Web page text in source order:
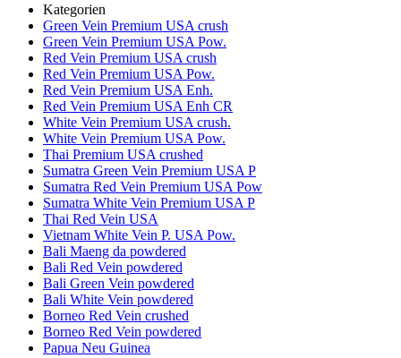
Kategorien
Green Vein Premium USA crush
Green Vein Premium USA Pow.
Red Vein Premium USA crush
Red Vein Premium USA Pow.
Red Vein Premium USA Enh.
Red Vein Premium USA Enh CR
White Vein Premium USA crush.
White Vein Premium USA Pow.
Thai Premium USA crushed
Sumatra Green Vein Premium USA P
Sumatra Red Vein Premium USA Pow
Sumatra White Vein Premium USA P
Thai Red Vein USA
Vietnam White Vein P. USA Pow.
Bali Maeng da powdered
Bali Red Vein powdered
Bali Green Vein powdered
Bali White Vein powdered
Borneo Red Vein crushed
Borneo Red Vein powdered
Papua Neu Guinea